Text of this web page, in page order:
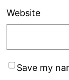
Website
Save my